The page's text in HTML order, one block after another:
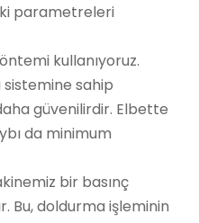
parametreleri
kullanıyoruz.
sahip
güvenilirdir. Elbette
da minimum
bir basınç
Bu, doldurma işleminin